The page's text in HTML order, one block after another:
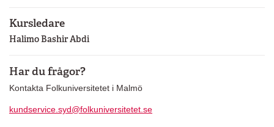
Kursledare
Halimo Bashir Abdi
Har du frågor?
Kontakta Folkuniversitetet i Malmö
kundservice.syd@folkuniversitetet.se